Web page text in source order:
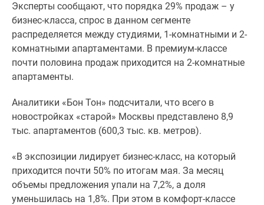
застройщики
новостроек
Экспертиза
новостроек
Экология
Москвы
Подмосковья
Студии
комнатные
Эксперты сообщают, что порядка 29% продаж – у
бизнес-класса, спрос в данном сегменте
распределяется между студиями, 1-комнатными и 2-
комнатными апартаментами. В премиум-классе
почти половина продаж приходится на 2-комнатные
апартаменты.
Аналитики «Бон Тон» подсчитали, что всего в
новостройках «старой» Москвы представлено 8,9
тыс. апартаментов (600,3 тыс. кв. метров).
«В экспозиции лидирует бизнес-класс, на который
приходится почти 50% по итогам мая. За месяц
объемы предложения упали на 7,2%, а доля
уменьшилась на 1,8%. При этом в комфорт-классе